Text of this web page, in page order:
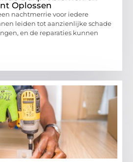
Oplossen
nachtmerrie voor iedere
leiden tot aanzienlijke schade
en de reparaties kunnen